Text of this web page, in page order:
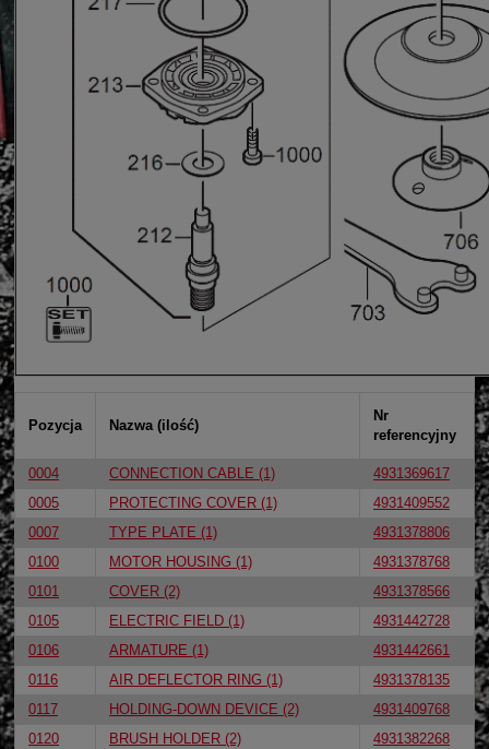
Pozycja Nazwa (ilość)
Nr
referencyjny
0004 CONNECTION CABLE (1)
4931369617
0005
PROTECTING COVER (1)
4931409552
0007
TYPE PLATE (1)
4931378806
0100
MOTOR HOUSING (1)
4931378768
0101
COVER (2)
4931378566
0105
ELECTRIC FIELD (1)
4931442728
0106
ARMATURE (1)
4931442661
0116
AIR DEFLECTOR RING (1)
4931378135
0117
HOLDING-DOWN DEVICE (2)
4931409768
0120
BRUSH HOLDER (2)
4931382268